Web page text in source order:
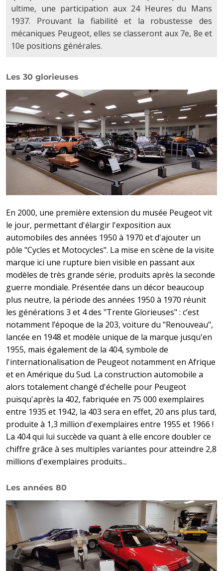
ultime, une participation aux 24 Heures du Mans
1937. Prouvant la fiabilité et la robustesse des
mécaniques Peugeot, elles se classeront aux 7e, 8e et
10e positions générales.
Les 30 glorieuses
En 2000, une première extension du musée Peugeot vit
le jour, permettant d'élargir l'exposition aux
automobiles des années 1950 à 1970 et d'ajouter un
pôle "Cycles et Motocycles". La mise en scène de la visite
marque ici une rupture bien visible en passant aux
modèles de très grande série, produits après la seconde
guerre mondiale. Présentée dans un décor beaucoup
plus neutre, la période des années 1950 à 1970 réunit
les générations 3 et 4 des "Trente Glorieuses" : c’est
notamment l’époque de la 203, voiture du "Renouveau",
lancée en 1948 et modèle unique de la marque jusqu'en
1955, mais également de la 404, symbole de
l'internationalisation de Peugeot notamment en Afrique
et en Amérique du Sud. La construction automobile a
alors totalement changé d'échelle pour Peugeot
puisqu'après la 402, fabriquée en 75 000 exemplaires
entre 1935 et 1942, la 403 sera en effet, 20 ans plus tard,
produite à 1,3 million d'exemplaires entre 1955 et 1966 !
La 404 qui lui succède va quant à elle encore doubler ce
chiffre grâce à ses multiples variantes pour atteindre 2,8
millions d'exemplaires produits...
Les années 80